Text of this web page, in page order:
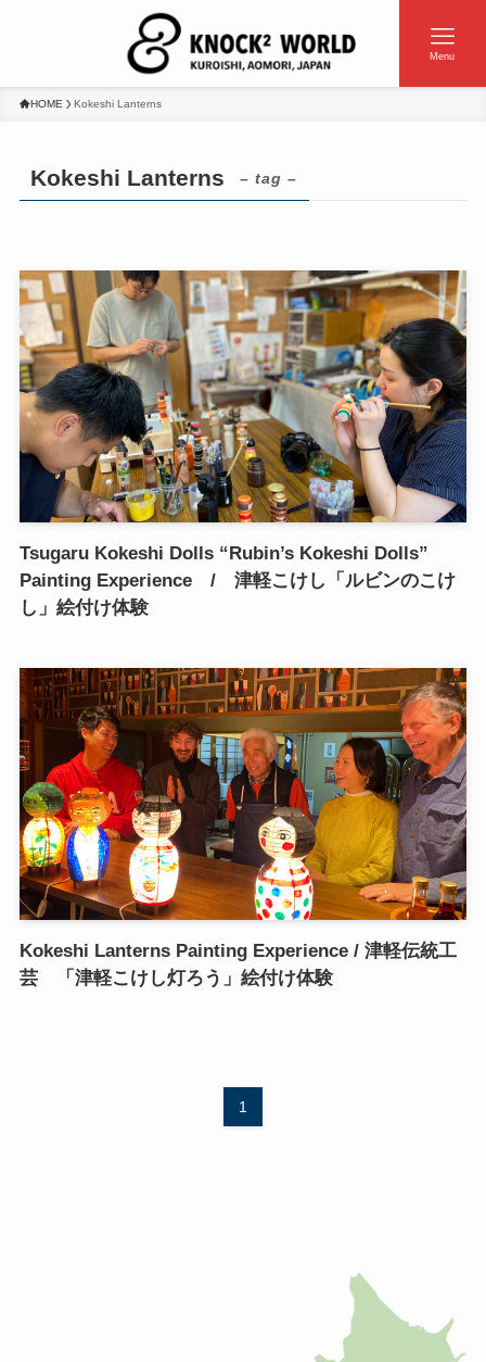
Menu
HOME Kokeshi Lanterns
Kokeshi Lanterns – tag –
Tsugaru Kokeshi Dolls “Rubin’s Kokeshi Dolls”
Painting Experience / 津軽こけし「ルビンのこけ
し」絵付け体験
Kokeshi Lanterns Painting Experience / 津軽伝統工
芸 「津軽こけし灯ろう」絵付け体験
1